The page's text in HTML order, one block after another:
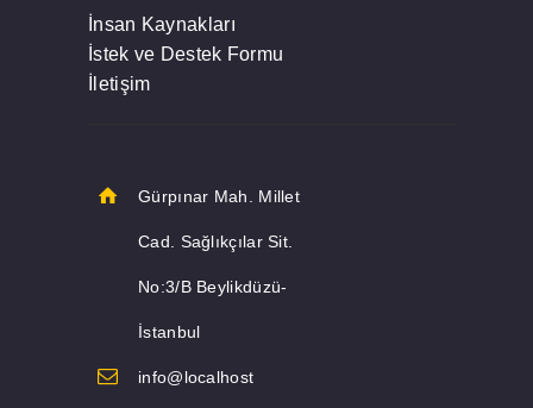
İnsan Kaynakları
İstek ve Destek Formu
İletişim
Gürpınar Mah. Millet
Cad. Sağlıkçılar Sit.
No:3/B Beylikdüzü-
İstanbul
info@localhost